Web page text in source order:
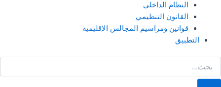
النظام الداخلي
القانون التنظيمي
قوانين ومراسيم المجالس الإقليمية
التطبيق